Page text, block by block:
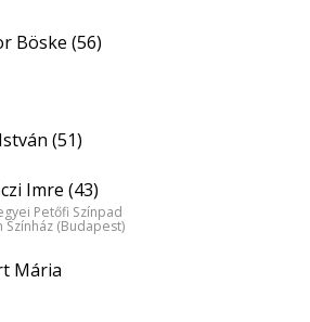
Böske (56)
(51)
Imre (43)
Petőfi Színpad
Színház (Budapest)
Mária